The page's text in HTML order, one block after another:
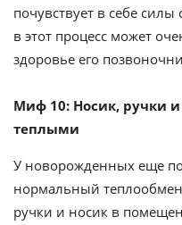
почувствует в себе
в этот процесс может
здоровье его
Миф 10: Носик, ручки
теплыми
У новорожденных еще
нормальный
ручки и носик в